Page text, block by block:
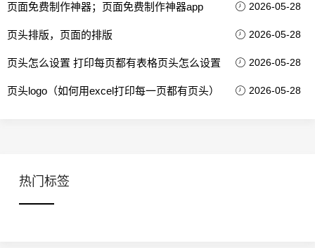
页面免费制作神器；页面免费制作神器app 2026-05-28
页头排版，页面的排版 2026-05-28
页头怎么设置 打印每页都有表格页头怎么设置 2026-05-28
页头logo（如何用excel打印每一页都有页头） 2026-05-28
热门标签